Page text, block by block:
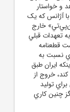
و خواستار
آژانس که يک
خارج
تعهدات قبلي
است قطعنامه
نسبت به
ايران طبق
خروج از
توليد
چنين کاري